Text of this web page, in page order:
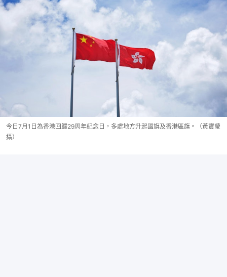
今日7月1日為香港回歸29周年紀念日，多處地方升起國旗及香港區旗。（黃寶瑩
攝）